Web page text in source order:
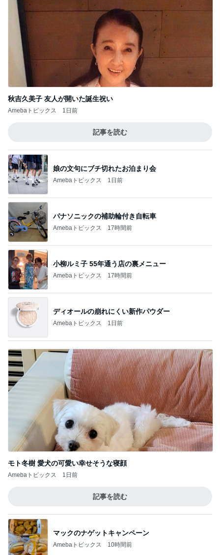
秋吉久美子 友人が開いた誕生祝い
Amebaトピックス 1日前
記事を読む
娘の文句にブチ切れたお泊まり会
Amebaトピックス 1日前
パナソニックの補助輪付き自転車
Amebaトピックス 17時間前
小柳ルミ子 55年通う店の裏メニュー
Amebaトピックス 17時間前
ディオールの崩れにくい新作パウダー
Amebaトピックス 1日前
モト冬樹 愛犬の可愛い幸せそうな寝顔
Amebaトピックス 1日前
記事を読む
マックのナゲットキャンペーン
Amebaトピックス 10時間前